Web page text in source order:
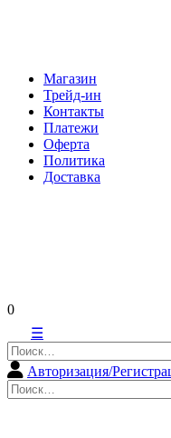
Магазин
Трейд-ин
Контакты
Платежи
Оферта
Политика
Доставка
0
☰
Найти:
Авторизация/
Найти: